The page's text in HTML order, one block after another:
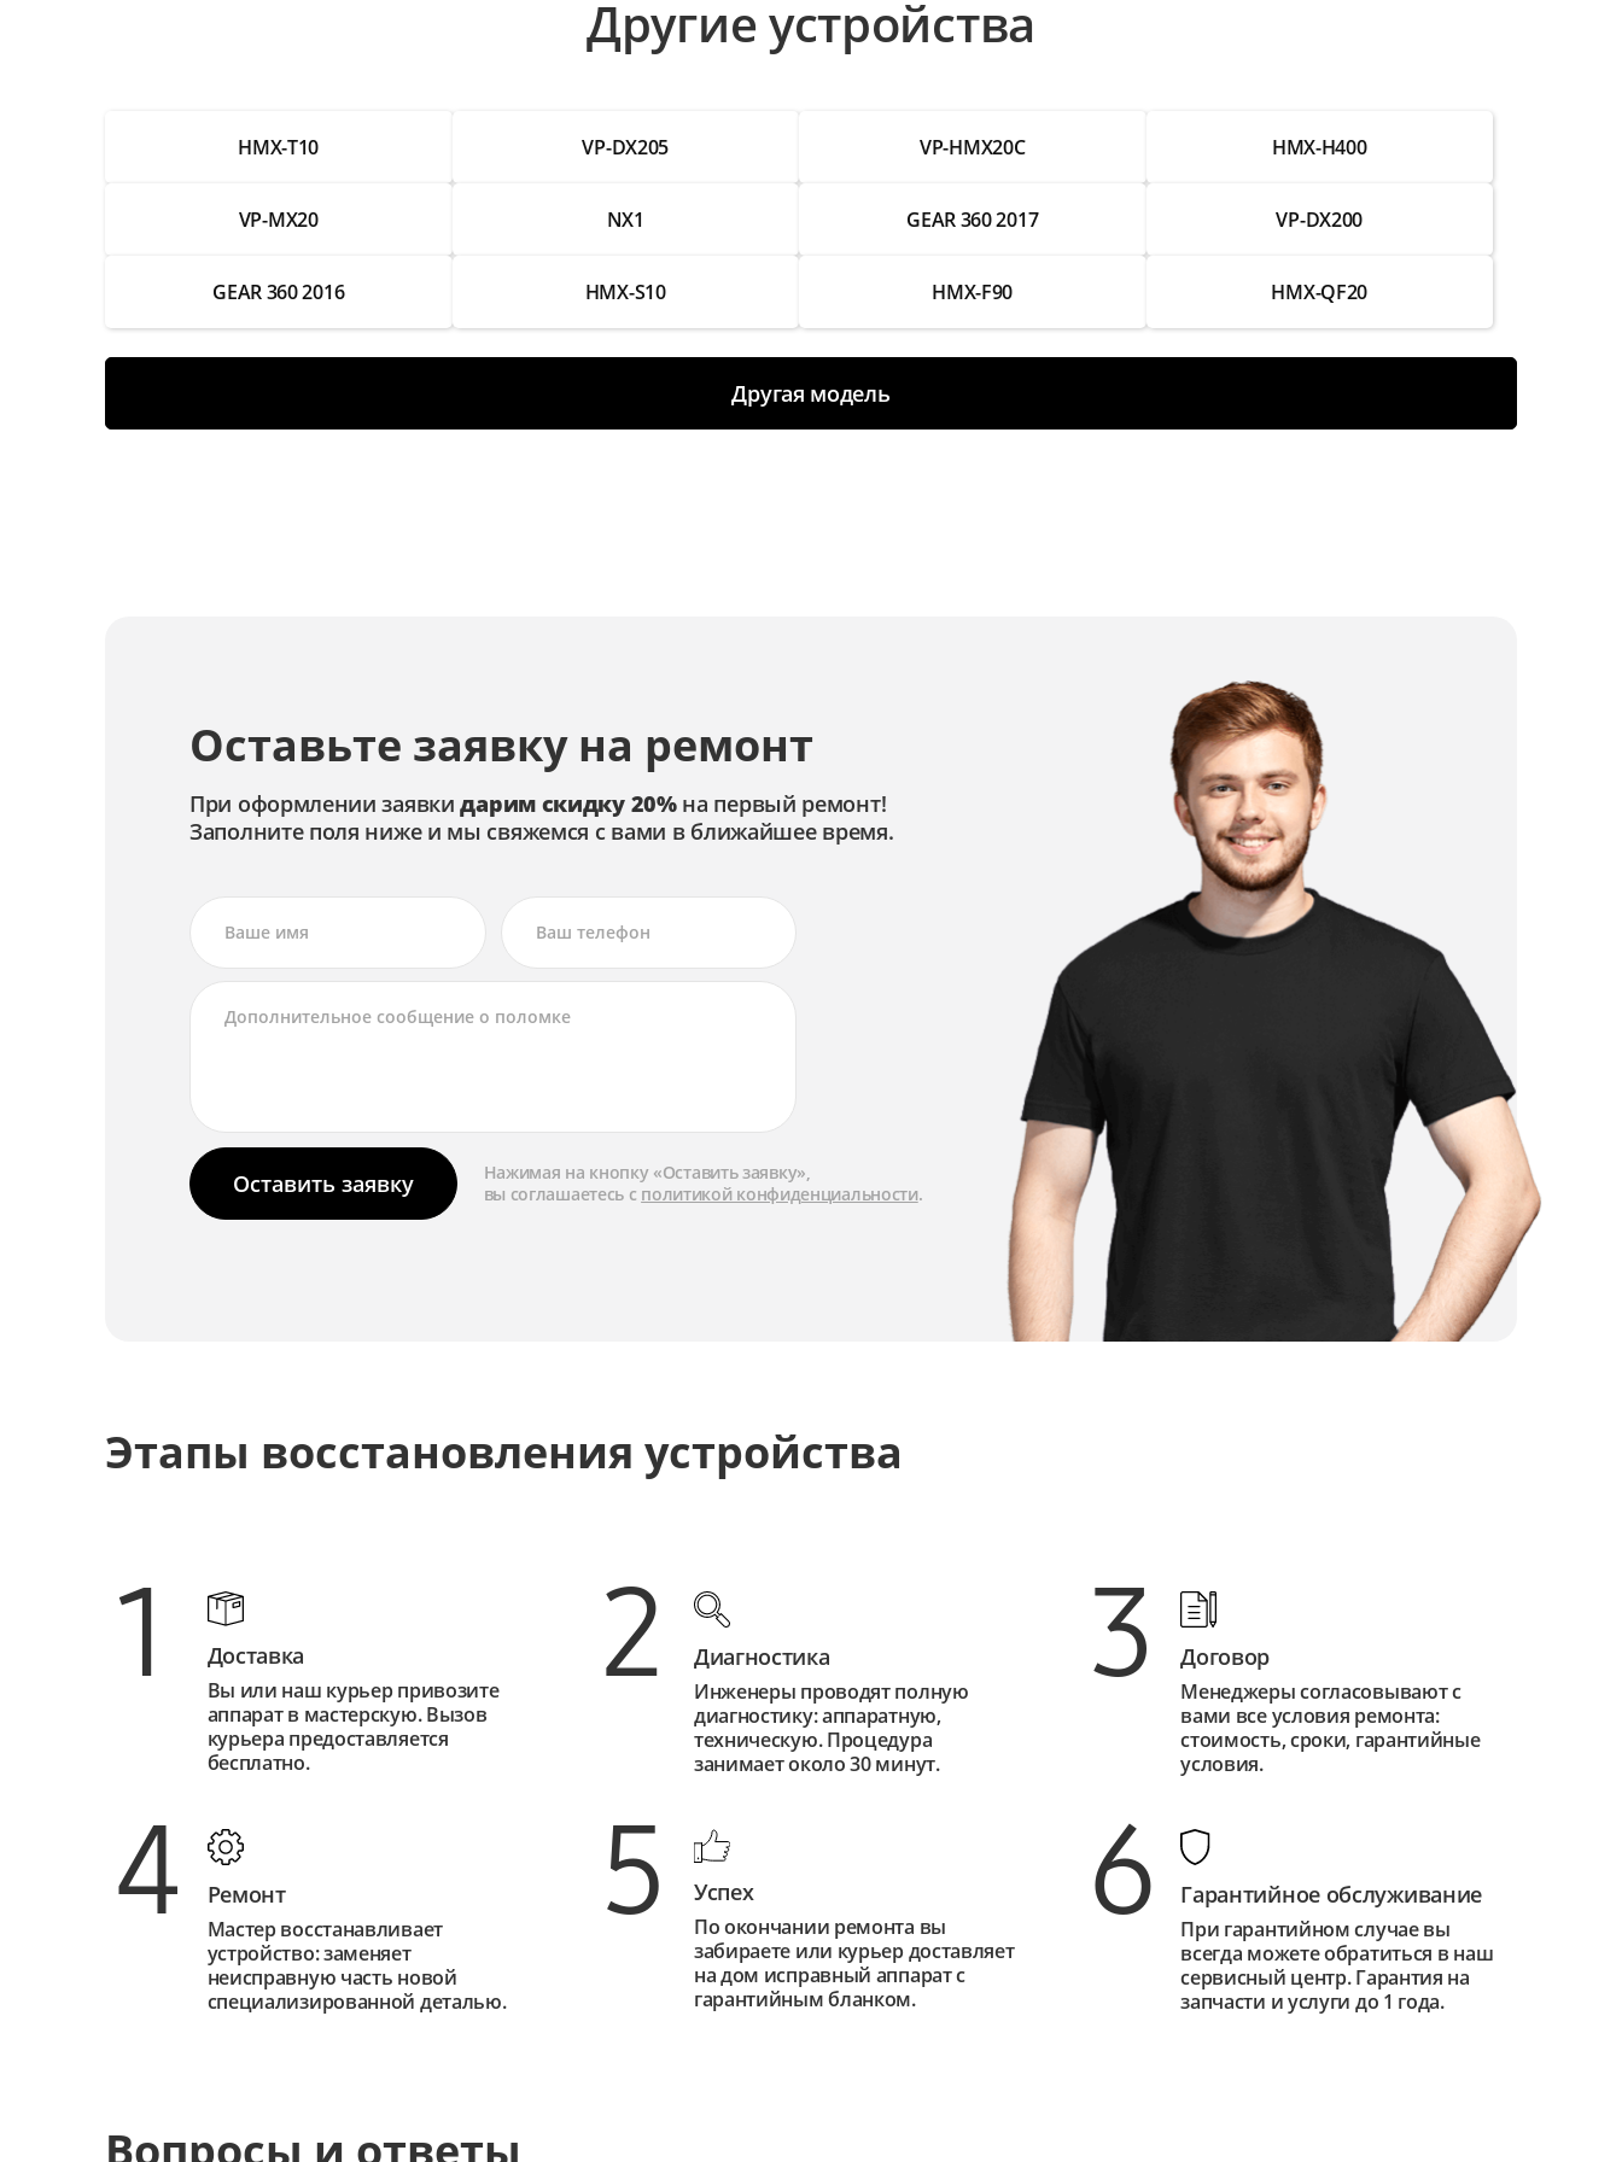
Замена системы автофокуса
от 3 750 ₽
Ремонт системы автофокуса
от 2 500 ₽
Замена объектива
от 3 750 ₽
Другие устройства
HMX-T10 VP-DX205 VP-HMX20C HMX-H400
VP-MX20 NX1 GEAR 360 2017 VP-DX200
GEAR 360 2016 HMX-S10 HMX-F90 HMX-QF20
Другая модель
Оставьте заявку на ремонт
При оформлении заявкидарим скидку 20%на первый ремонт!
Заполните поля ниже и мы свяжемся с вами в ближайшее время.
Оставить заявку
Нажимая на кнопку «Оставить заявку»,
вы соглашаетесь с политикой конфиденциальности.
Этапы восстановления устройства
1 Доставка
Вы или наш курьер привозите
аппарат в мастерскую. Вызов
курьера предоставляется
бесплатно.
2 Диагностика
Инженеры проводят полную
диагностику: аппаратную,
техническую. Процедура
занимает около 30 минут.
3 Договор
Менеджеры согласовывают с
вами все условия ремонта:
стоимость, сроки, гарантийные
условия.
4 Ремонт
Мастер восстанавливает
устройство: заменяет
неисправную часть новой
специализированной деталью.
5 Успех
По окончании ремонта вы
забираете или курьер доставляет
на дом исправный аппарат с
гарантийным бланком.
6 Гарантийное обслуживание
При гарантийном случае вы
всегда можете обратиться в наш
сервисный центр. Гарантия на
запчасти и услуги до 1 года.